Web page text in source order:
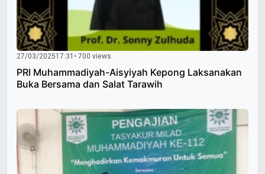
27/03/202517:31 • 700 views
PRI Muhammadiyah-Aisyiyah Kepong Laksanakan
Buka Bersama dan Salat Tarawih